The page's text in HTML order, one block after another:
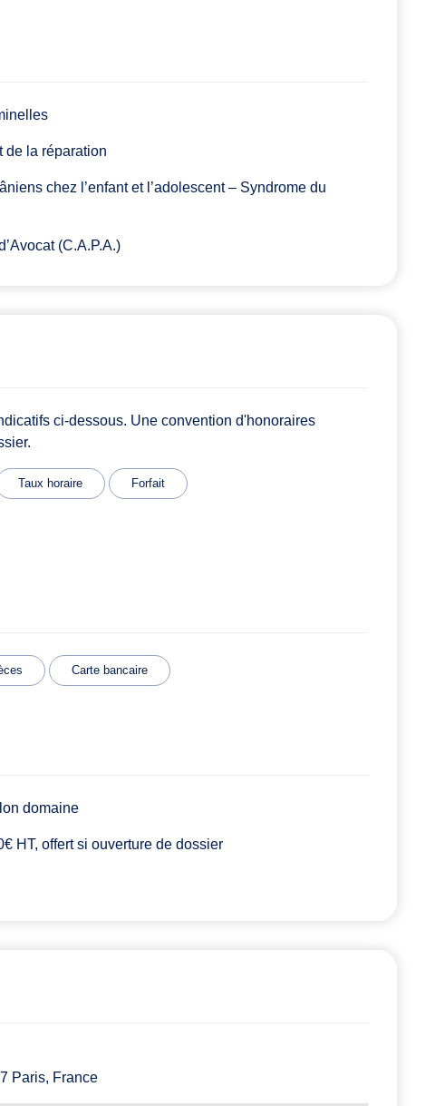
de la réparation
chez l’enfant et l’adolescent – Syndrome du
(C.A.P.A.)
ci-dessous. Une convention d'honoraires
Taux horaire Forfait
Carte bancaire
domaine
HT, offert si ouverture de dossier
Paris, France